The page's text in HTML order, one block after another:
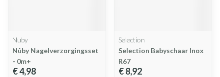
Nuby
Nûby Nagelverzorgingsset
- 0m+
€ 4,98
Selection
Selection Babyschaar Inox
R67
€ 8,92